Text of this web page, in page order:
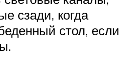
сзади, когда
стол, если